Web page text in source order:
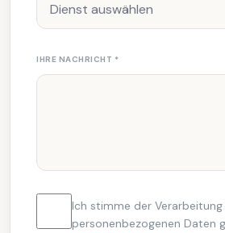
Dienst auswählen
IHRE NACHRICHT *
Ich stimme der
personenbezogenen Daten